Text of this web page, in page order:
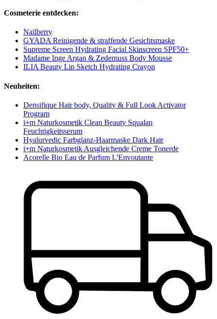
Cosmeterie entdecken:
Nailberry
GYADA Reinigende & straffende Gesichtsmaske
Supreme Screen Hydrating Facial Skinscreen SPF50+
Madame Inge Argan & Zedernuss Body Mousse
ILIA Beauty Lip Sketch Hydrating Crayon
Neuheiten:
Densifique Hair body, Quality & Full Look Activator
Program
i+m Naturkosmetik Clean Beauty Squalan
Feuchtigkeitsserum
Hyalurvedic Farbglanz-Haarmaske Dark Hair
i+m Naturkosmetik Ausgleichende Creme Tonerde
Acorelle Bio Eau de Parfum L'Envoutante